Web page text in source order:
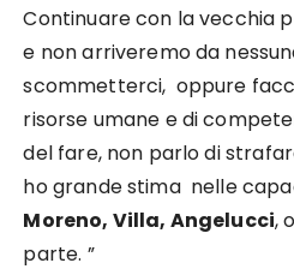
Continuare con la vecchia
e non arriveremo da
scommetterci, oppure
risorse umane e di
del fare, non parlo di
ho grande stima nelle
Moreno, Villa, Angelucci,
parte. ”